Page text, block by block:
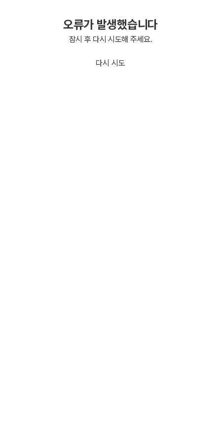
오류가 발생했습니다
잠시 후 다시 시도해 주세요.
다시 시도